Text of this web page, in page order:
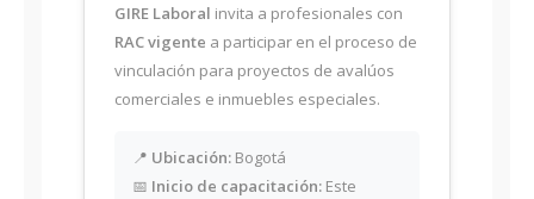
GIRE Laboral invita a profesionales con
RAC vigente a participar en el proceso de
vinculación para proyectos de avalúos
comerciales e inmuebles especiales.
📍 Ubicación: Bogotá
📅 Inicio de capacitación: Este